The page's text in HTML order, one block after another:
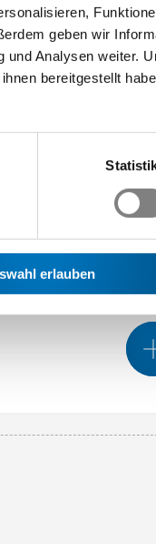
geben wir
Analysen weiter.
bereitgestellt
erlauben
03.06.
2027
04.06.